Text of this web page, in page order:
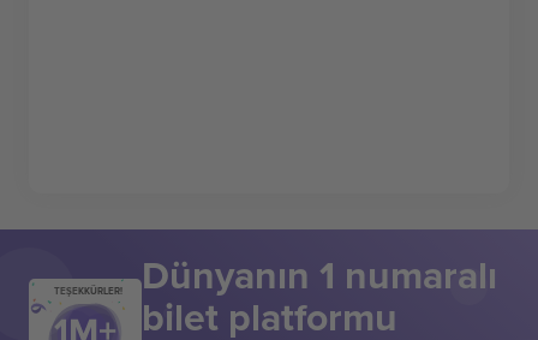
TEŞEKKÜRLER! Dünyanın 1 numaralı
bilet platformu